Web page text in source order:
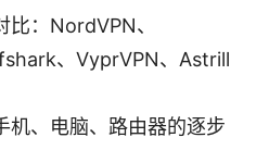
比：NordVPN、
、VyprVPN、Astrill
机、电脑、路由器的逐步